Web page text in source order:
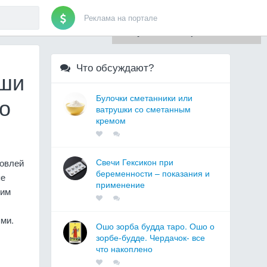
Реклама на портале
Что обсуждают?
Булочки сметанники или
ватрушки со сметанным
кремом
Свечи Гексикон при
беременности – показания и
применение
Ошо зорба будда таро. Ошо о
зорбе-будде. Чердачок- все
что накоплено
Для любых предложений по